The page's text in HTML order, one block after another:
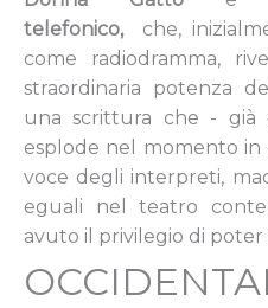
telefonico, che,
come radiodramma,
straordinaria potenza
una scrittura che - già
esplode nel momento in
voce degli interpreti,
eguali nel teatro
avuto il privilegio di